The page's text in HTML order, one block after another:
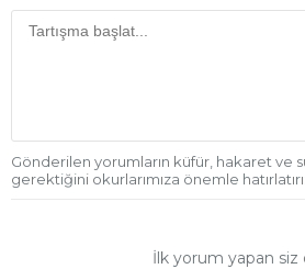
Gönderilen yorumların küfür, hakaret ve
gerektiğini okurlarımıza önemle
İlk yorum yapan siz